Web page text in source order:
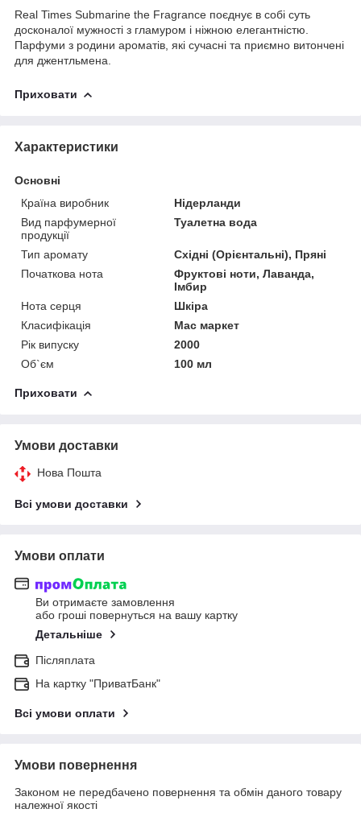
Real Times Submarine the Fragrance поєднує в собі суть
досконалої мужності з гламуром і ніжною елегантністю.
Парфуми з родини ароматів, які сучасні та приємно витончені
для джентльмена.
Приховати
Характеристики
Основні
Країна виробник
Нідерланди
Вид парфумерної
продукції
Туалетна вода
Тип аромату
Східні (Орієнтальні), Пряні
Початкова нота
Фруктові ноти, Лаванда,
Імбир
Нота серця
Шкіра
Класифікація
Мас маркет
Рік випуску
2000
Об`єм
100 мл
Приховати
Умови доставки
Нова Пошта
Всі умови доставки
Умови оплати
Ви отримаєте замовлення
або гроші повернуться на вашу картку
Детальніше
Післяплата
На картку "ПриватБанк"
Всі умови оплати
Умови повернення
Законом не передбачено повернення та обмін даного товару
належної якості